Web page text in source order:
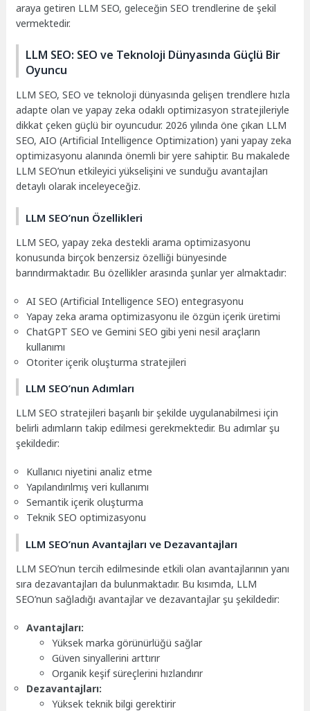
araya getiren LLM SEO, geleceğin SEO trendlerine de şekil
vermektedir.
LLM SEO: SEO ve Teknoloji Dünyasında Güçlü Bir
Oyuncu
LLM SEO, SEO ve teknoloji dünyasında gelişen trendlere hızla
adapte olan ve yapay zeka odaklı optimizasyon stratejileriyle
dikkat çeken güçlü bir oyuncudur. 2026 yılında öne çıkan LLM
SEO, AIO (Artificial Intelligence Optimization) yani yapay zeka
optimizasyonu alanında önemli bir yere sahiptir. Bu makalede
LLM SEO’nun etkileyici yükselişini ve sunduğu avantajları
detaylı olarak inceleyeceğiz.
LLM SEO’nun Özellikleri
LLM SEO, yapay zeka destekli arama optimizasyonu
konusunda birçok benzersiz özelliği bünyesinde
barındırmaktadır. Bu özellikler arasında şunlar yer almaktadır:
AI SEO (Artificial Intelligence SEO) entegrasyonu
Yapay zeka arama optimizasyonu ile özgün içerik üretimi
ChatGPT SEO ve Gemini SEO gibi yeni nesil araçların
kullanımı
Otoriter içerik oluşturma stratejileri
LLM SEO’nun Adımları
LLM SEO stratejileri başarılı bir şekilde uygulanabilmesi için
belirli adımların takip edilmesi gerekmektedir. Bu adımlar şu
şekildedir:
Kullanıcı niyetini analiz etme
Yapılandırılmış veri kullanımı
Semantik içerik oluşturma
Teknik SEO optimizasyonu
LLM SEO’nun Avantajları ve Dezavantajları
LLM SEO’nun tercih edilmesinde etkili olan avantajlarının yanı
sıra dezavantajları da bulunmaktadır. Bu kısımda, LLM
SEO’nun sağladığı avantajlar ve dezavantajlar şu şekildedir:
Avantajları:
Yüksek marka görünürlüğü sağlar
Güven sinyallerini arttırır
Organik keşif süreçlerini hızlandırır
Dezavantajları:
Yüksek teknik bilgi gerektirir